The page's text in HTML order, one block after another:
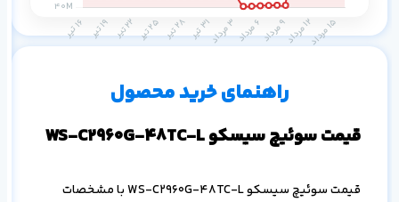
راهنمای خرید محصول
قیمت سوئیچ سیسکو WS-C2960G-48TC-L
قیمت سوئیچ سیسکو WS-C2960G-48TC-L با مشخصات